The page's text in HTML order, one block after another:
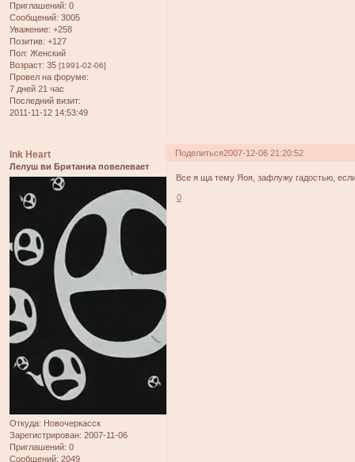
Приглашений: 0
Сообщений: 3005
Уважение: +258
Позитив: +127
Пол: Женский
Возраст: 35 [1991-02-06]
Провел на форуме:
7 дней 21 час
Последний визит:
2011-11-12 14:53:49
Поделиться2007-12-06 21:20:52
Ink Heart
Лелуш ви Британиа повелевает
Откуда: Новочеркасск
Зарегистрирован: 2007-11-06
Приглашений: 0
Сообщений: 2049
Все я ща тему Яоя, зафлужу гадостью,
0